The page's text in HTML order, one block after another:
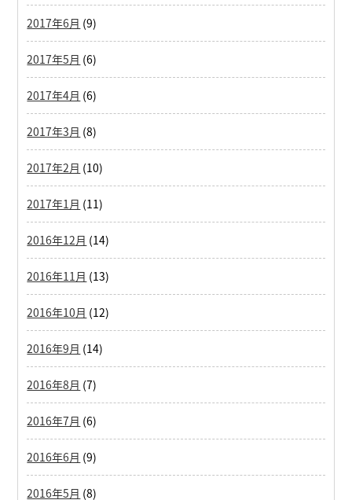
2017年6月 (9)
2017年5月 (6)
2017年4月 (6)
2017年3月 (8)
2017年2月 (10)
2017年1月 (11)
2016年12月 (14)
2016年11月 (13)
2016年10月 (12)
2016年9月 (14)
2016年8月 (7)
2016年7月 (6)
2016年6月 (9)
2016年5月 (8)